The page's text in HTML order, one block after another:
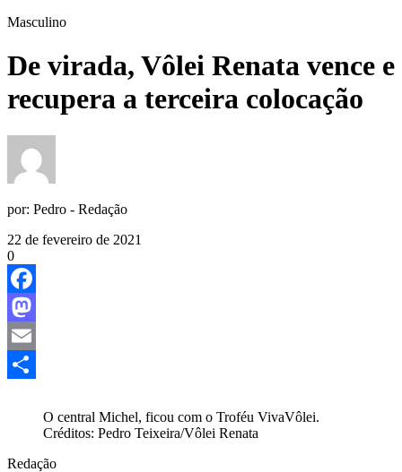
Masculino
De virada, Vôlei Renata vence e
recupera a terceira colocação
por: Pedro - Redação
22 de fevereiro de 2021
0
Facebook
Mastodon
Email
O central Michel, ficou com o Troféu VivaVôlei.
Créditos: Pedro Teixeira/Vôlei Renata
Redação